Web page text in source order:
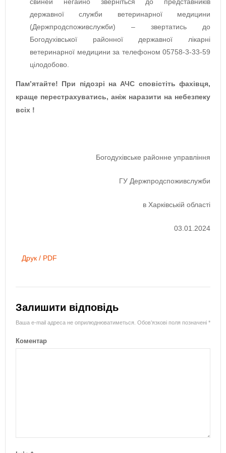
свиней негайно зверніться до представників
державної служби ­ветеринарної медицини
(Держпродспоживслужби) – звертатись до
Богодухівської районної державної лікарні
ветеринарної медицини за телефоном 05758-3-33-59
цілодобово.
Пам’ятайте! При підозрі на АЧС сповістіть фахівця,
краще перестрахуватись, аніж наразити на небезпеку
всіх !
Богодухівське районне управління
ГУ Держпродспоживслужби
в Харківській області
03.01.2024
Друк / PDF
Залишити відповідь
Ваша e-mail адреса не оприлюднюватиметься. Обов’язкові поля позначені *
Коментар